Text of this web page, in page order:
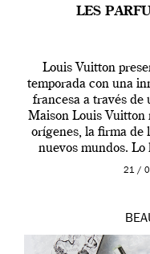
LES
Louis Vuitton
temporada con una
francesa a través de
Maison Louis Vuitton
orígenes, la firma de
nuevos mundos. Lo
21 /